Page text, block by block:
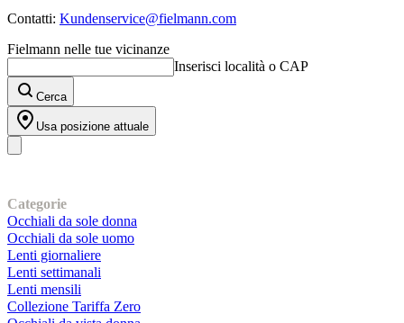
Contatti: Kundenservice@fielmann.com
Fielmann nelle tue vicinanze
Inserisci località o CAP
Cerca
Usa posizione attuale
Categorie
Occhiali da sole donna
Occhiali da sole uomo
Lenti giornaliere
Lenti settimanali
Lenti mensili
Collezione Tariffa Zero